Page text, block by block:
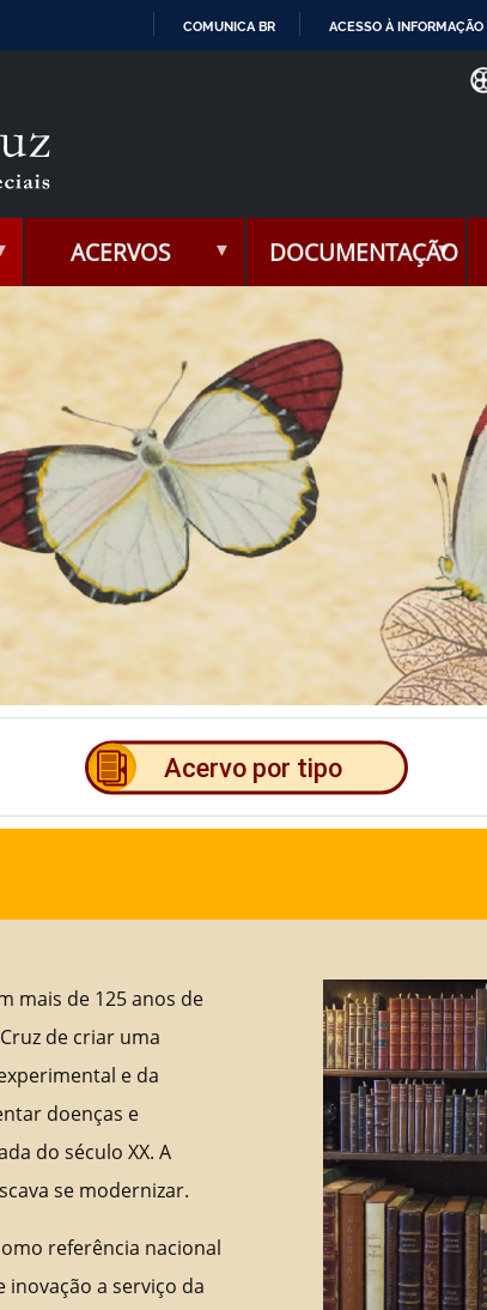
COMUNICA BR ACESSO À INFORMAÇÃO
ACERVOS DOCUMENTAÇÃO
mais de 125 anos de
de criar uma
e da
doenças e
do século XX. A
se modernizar.
referência nacional
inovação a serviço da